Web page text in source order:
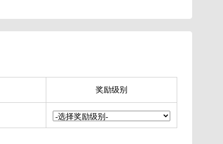
奖励级别